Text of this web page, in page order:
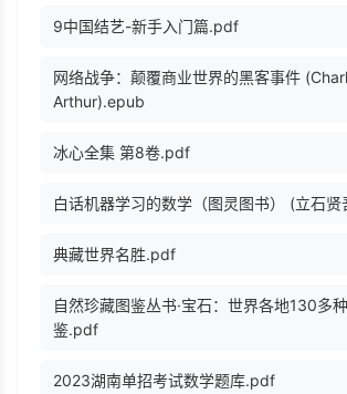
9中国结艺-新手入门篇.pdf
网络战争：颠覆商业世界的黑客事件
Arthur).epub
冰心全集 第8卷.pdf
白话机器学习的数学（图灵图书） (立石
典藏世界名胜.pdf
自然珍藏图鉴丛书·宝石：世界各地130多
鉴.pdf
2023湖南单招考试数学题库.pdf